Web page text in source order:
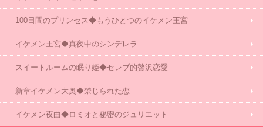
100日間のプリンセス◆もうひとつのイケメン王宮
イケメン王宮◆真夜中のシンデレラ
スイートルームの眠り姫◆セレブ的贅沢恋愛
新章イケメン大奥◆禁じられた恋
イケメン夜曲◆ロミオと秘密のジュリエット